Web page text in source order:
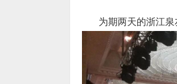
为期两天的浙江